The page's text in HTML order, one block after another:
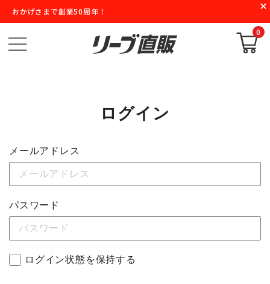
おかげさまで創業50周年！
0
ログイン
メールアドレス
パスワード
ログイン状態を保持する